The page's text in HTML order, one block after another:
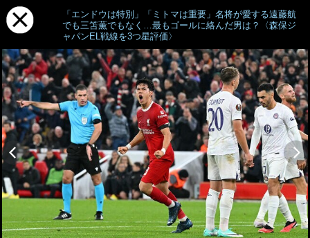
「エンドウは特別」「ミトマは重要」名将が愛する遠藤航
でも三笘薫でもなく…最もゴールに絡んだ男は？〈森保ジ
ャパンEL戦線を3つ星評価〉